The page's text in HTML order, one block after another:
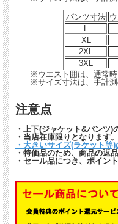
パンツ寸法
L
XL
2XL
3XL
※ウエスト囲は、通常時
※サイズ寸法は、手計測
注意点
・上下(ジャケット&パンツ)
・当店在庫限りとなります
・大きいサイズ(ラケット等)
・特価品のため、商品の返
・セール品につき、ポイン